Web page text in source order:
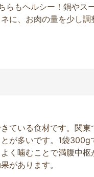
らもヘルシー！鍋やス
に、お肉の量を少し
ている食材です。関
とが多いです。1袋
く噛むことで満腹中
があります。